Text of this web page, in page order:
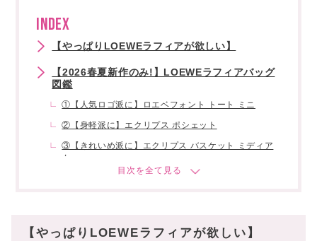
INDEX
【やっぱりLOEWEラフィアが欲しい】
【2026春夏新作のみ!】LOEWEラフィアバッグ
図鑑
①【人気ロゴ派に】ロエベフォント トート ミニ
②【身軽派に】エクリプス ポシェット
③【きれいめ派に】エクリプス バスケット ミディア
ム
④【フェミニン派に】オラ バッグ ミディアム
⑥【荷物派に】パンチホール ホーボーバッグ スモー
【やっぱりLOEWEラフィアが欲しい】